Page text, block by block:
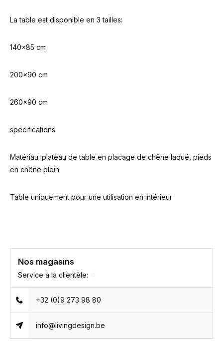
La table est disponible en 3 tailles:
140x85 cm
200x90 cm
260x90 cm
specifications
Matériau: plateau de table en placage de chêne laqué, pieds
en chêne plein
Table uniquement pour une utilisation en intérieur
Nos magasins
Service à la clientèle:
+32 (0)9 273 98 80
info@livingdesign.be